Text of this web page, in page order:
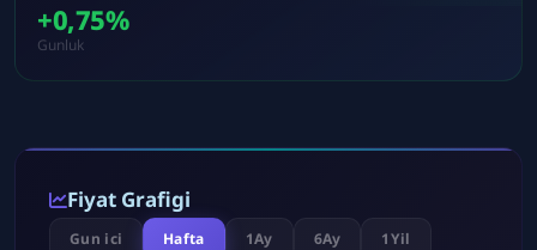
+0,75%
Gunluk
Fiyat Grafigi
Gun ici Hafta 1Ay 6Ay 1Yil